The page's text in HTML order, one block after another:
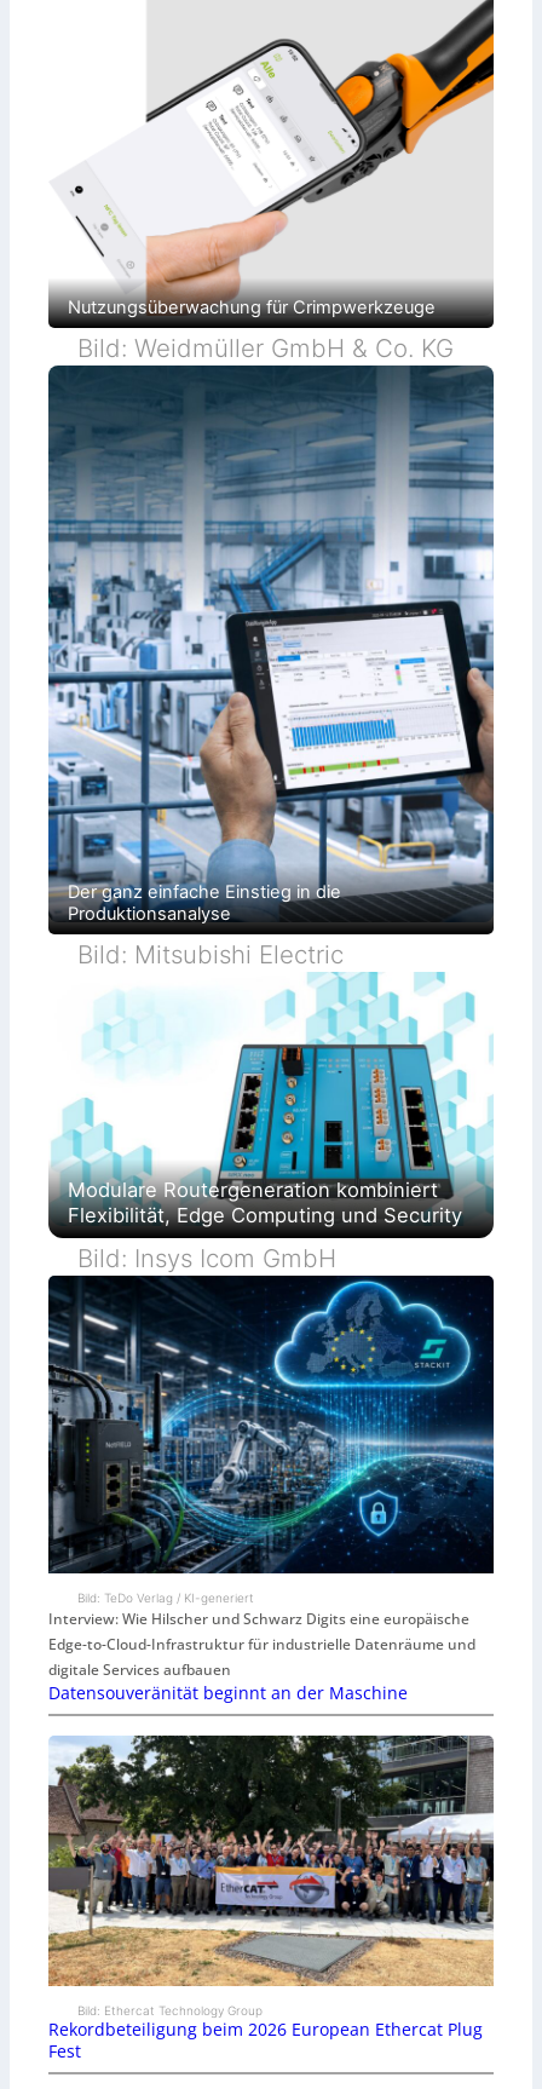
Nutzungsüberwachung für Crimpwerkzeuge
Bild: Weidmüller GmbH & Co. KG
Der ganz einfache Einstieg in die
Produktionsanalyse
Bild: Mitsubishi Electric
Modulare Routergeneration kombiniert
Flexibilität, Edge Computing und Security
Bild: Insys Icom GmbH
Bild: TeDo Verlag / KI-generiert
Interview: Wie Hilscher und Schwarz Digits eine europäische
Edge-to-Cloud-Infrastruktur für industrielle Datenräume und
digitale Services aufbauen
Datensouveränität beginnt an der Maschine
Bild: Ethercat Technology Group
Rekordbeteiligung beim 2026 European Ethercat Plug
Fest